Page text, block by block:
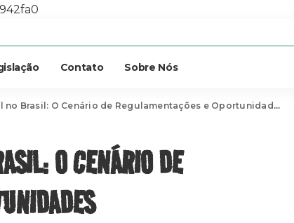
Contato Sobre Nós
Brasil: O Cenário de Regulamentações e Oportunidades
O CENÁRIO DE